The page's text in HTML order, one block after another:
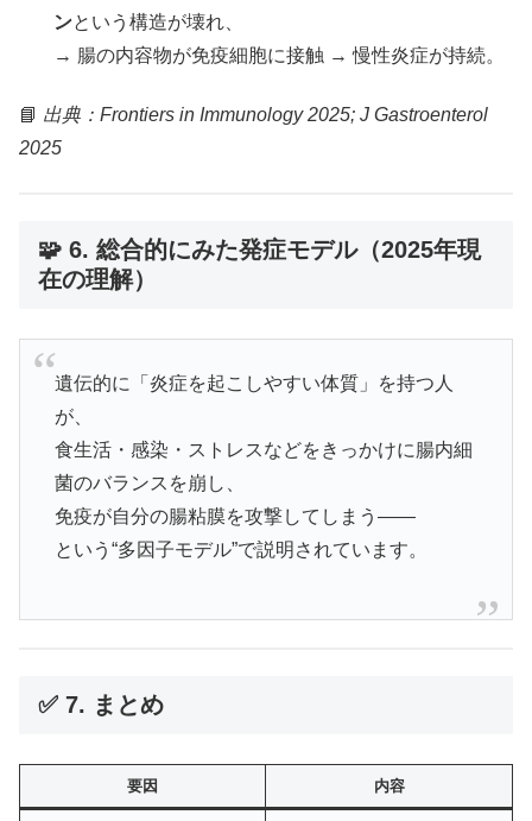
ンという構造が壊れ、
→ 腸の内容物が免疫細胞に接触 → 慢性炎症が持続。
📘 出典：Frontiers in Immunology 2025; J Gastroenterol
2025
🧩 6. 総合的にみた発症モデル（2025年現
在の理解）
遺伝的に「炎症を起こしやすい体質」を持つ人
が、
食生活・感染・ストレスなどをきっかけに腸内細
菌のバランスを崩し、
免疫が自分の腸粘膜を攻撃してしまう――
という“多因子モデル”で説明されています。
✅ 7. まとめ
要因 内容